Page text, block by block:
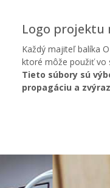
Logo projektu
Každý majiteľ balíka
ktoré môže použiť vo
Tieto súbory sú
propagáciu a